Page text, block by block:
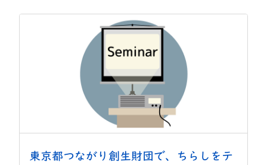
東京都つながり創生財団で、ちらしをテ